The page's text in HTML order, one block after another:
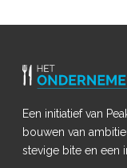
Een initiatief van
bouwen van
stevige bite en een